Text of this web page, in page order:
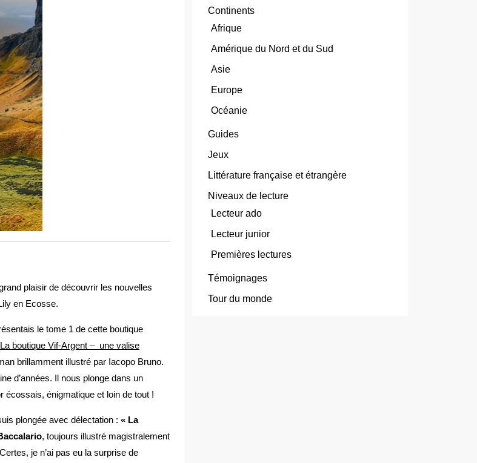
plaisir de découvrir les nouvelles
en Ecosse.
le tome 1 de cette boutique
La boutique Vif-Argent – une valise
brillamment illustré par Iacopo Bruno.
d’années. Il nous plonge dans un
écossais, énigmatique et loin de tout !
plongée avec délectation : « La
, toujours illustré magistralement
je n’ai pas eu la surprise de
Continents
Afrique
Amérique du Nord et du Sud
Asie
Europe
Océanie
Guides
Jeux
Littérature française et étrangère
Niveaux de lecture
Lecteur ado
Lecteur junior
Premières lectures
Témoignages
Tour du monde